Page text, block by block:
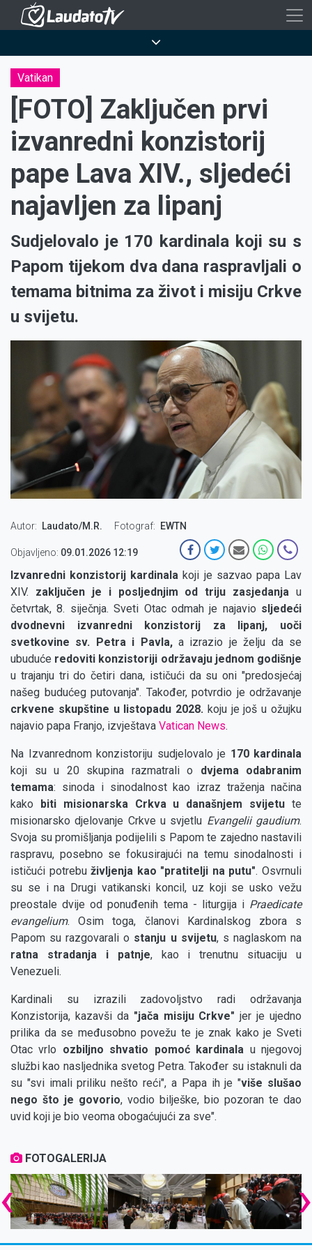
Skoči
sadržaj
Vatikan
[FOTO] Zaključen prvi
izvanredni konzistorij
pape Lava XIV., sljedeći
najavljen za lipanj
Sudjelovalo je 170 kardinala koji su s
Papom tijekom dva dana raspravljali o
temama bitnima za život i misiju Crkve
u svijetu.
Autor Laudato/M.R. Fotograf EWTN
Objavljeno: 09.01.2026 12:19
Izvanredni konzistorij kardinala koji je sazvao papa Lav
XIV. zaključen je i posljednjim od triju zasjedanja u
četvrtak, 8. siječnja. Sveti Otac odmah je najavio sljedeći
dvodnevni izvanredni konzistorij za lipanj, uoči
svetkovine sv. Petra i Pavla,a izrazio je želju da se
ubuduće redoviti konzistoriji održavaju jednom godišnje
u trajanju tri do četiri dana, ističući da su oni "predosjećaj
našeg budućeg putovanja". Također, potvrdio je održavanje
crkvene skupštine u listopadu 2028. koju je još u ožujku
najavio papa Franjo, izvještava Vatican News.
Na Izvanrednom konzistoriju sudjelovalo je 170 kardinala
koji su u 20 skupina razmatrali o dvjema odabranim
temama: sinoda i sinodalnost kao izraz traženja načina
kako
biti misionarska Crkva u današnjem svijetu te
misionarsko djelovanje Crkve u svjetlu Evangelii gaudium.
Svoja su promišljanja podijelili s Papom te zajedno nastavili
raspravu, posebno se fokusirajući na temu sinodalnosti i
ističući potrebuživljenja kao "pratitelji na putu". Osvrnuli
su se i na Drugi vatikanski koncil, uz koji se usko vežu
preostale dvije od ponuđenih tema - liturgija i Praedicate
evangelium. Osim toga, članovi Kardinalskog zbora s
Papom su razgovarali o stanju u svijetu, s naglaskom na
ratna stradanja i patnje, kao i trenutnu situaciju u
Venezueli.
Kardinali su izrazili zadovoljstvo radi održavanja
Konzistorija, kazavši da"jača misiju Crkve" jer je ujedno
prilika da se međusobno povežu te je znak kako je Sveti
Otac vrlo ozbiljno shvatio pomoć kardinala u njegovoj
službi kao nasljednika svetog Petra. Također su istaknuli da
su "svi imali priliku nešto reći", a Papa ih je "više slušao
nego što je govorio, vodio bilješke, bio pozoran te dao
uvid koji je bio veoma obogaćujući za sve".
FOTOGALERIJA
‹ ›